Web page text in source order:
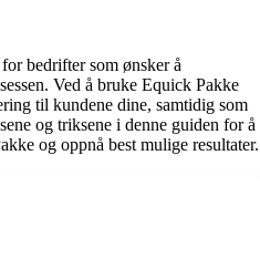
bedrifter som ønsker å
Ved å bruke Equick Pakke
til kundene dine, samtidig som
og triksene i denne guiden for å
og oppnå best mulige resultater.